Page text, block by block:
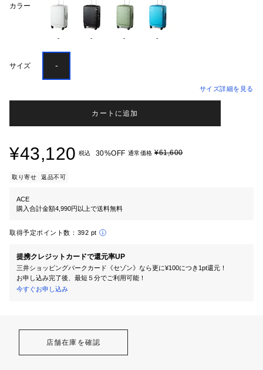
カラー
- - - -
サイズ -
サイズ詳細を見る
カートに追加
¥43,120 税込 30%OFF 通常価格 ¥61,600
取り寄せ 返品不可
ACE
購入合計金額4,990円以上で送料無料
取得予定ポイント数： 392 pt
提携クレジットカードで還元率UP
三井ショッピングパークカード《セゾン》なら更に¥100につき1pt還元！
お申し込み完了後、最短５分でご利用可能！
今すぐお申し込み
店舗在庫を確認